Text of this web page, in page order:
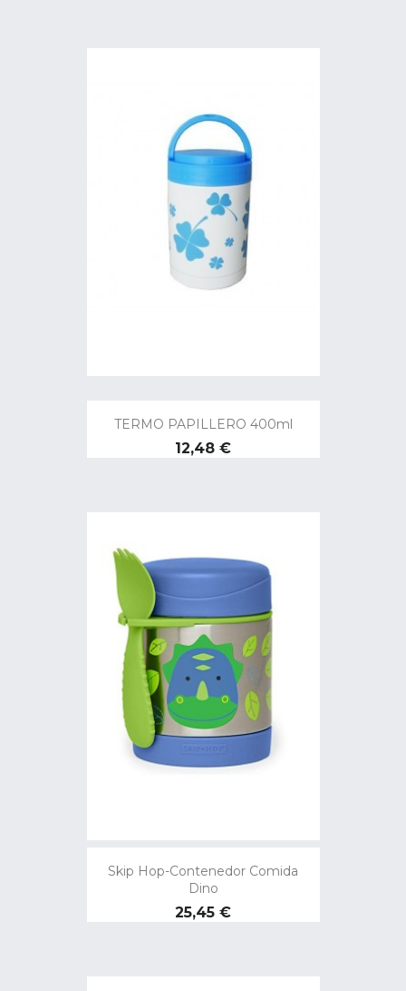
TERMO PAPILLERO 400ml
Precio
12,48 €
Skip Hop-Contenedor Comida
Dino
Precio
25,45 €